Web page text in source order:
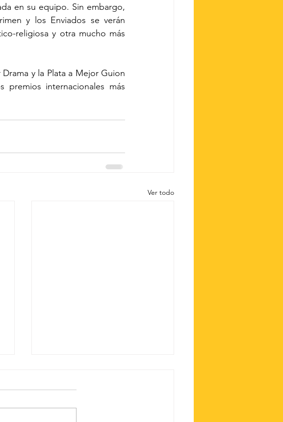
en su equipo. Sin embargo,
y los Enviados se verán
religiosa y otra mucho más
y la Plata a Mejor Guion
internacionales más
Ver todo